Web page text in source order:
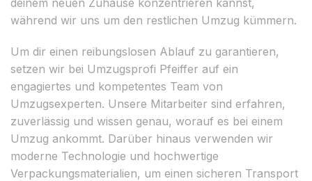
während wir uns um den restlichen Umzug kümmern.
Um dir einen reibungslosen Ablauf zu garantieren,
setzen wir bei Umzugsprofi Pfeiffer auf ein
engagiertes und kompetentes Team von
Umzugsexperten. Unsere Mitarbeiter sind erfahren,
zuverlässig und wissen genau, worauf es bei einem
Umzug ankommt. Darüber hinaus verwenden wir
moderne Technologie und hochwertige
Verpackungsmaterialien, um einen sicheren Transport